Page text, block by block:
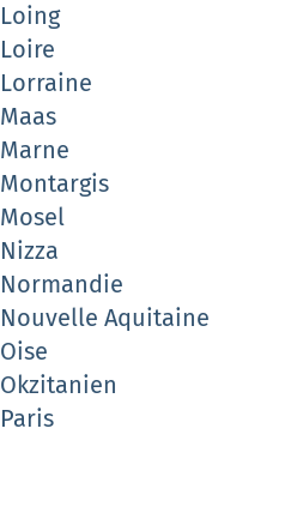
Loing
Loire
Lorraine
Maas
Marne
Montargis
Mosel
Nizza
Normandie
Nouvelle Aquitaine
Oise
Okzitanien
Paris